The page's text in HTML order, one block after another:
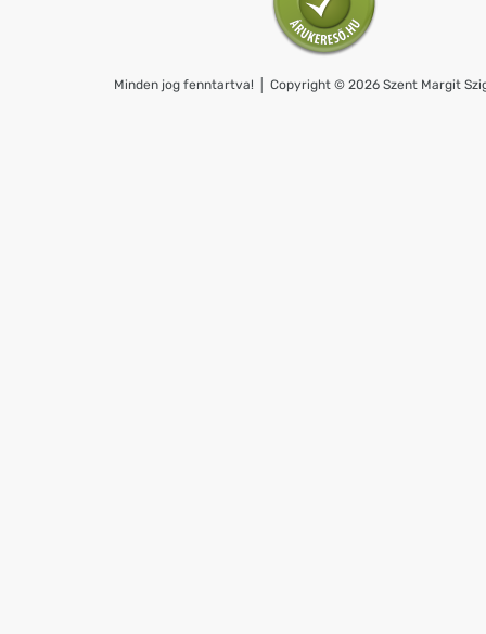
Minden jog fenntartva! │ Copyright © 2026 Szent Margit